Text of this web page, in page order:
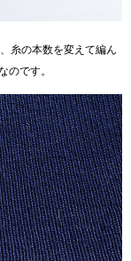
糸の本数を変えて編ん
のです。